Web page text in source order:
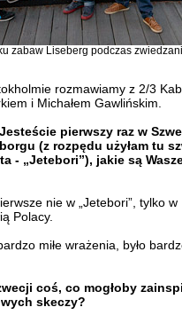
zabaw Liseberg podczas
rozmawiamy z 2/3
i Michałem Gawlińskim.
pierwszy raz w
(z rozpędu użyłam tu
- „Jetebori”), jakie są
nie w „Jetebori”, tylko w
Polacy.
miłe wrażenia, było
coś, co mogłoby
skeczy?